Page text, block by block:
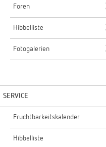
Foren
Hibbelliste
Fotogalerien
SERVICE
Fruchtbarkeitskalender
Hibbelliste